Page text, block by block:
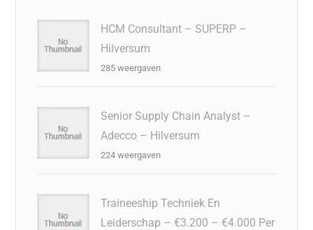
HCM Consultant – SUPERP –
Hilversum
285 weergaven
Senior Supply Chain Analyst –
Adecco – Hilversum
224 weergaven
Traineeship Techniek En
Leiderschap – €3.200 – €4.000 Per